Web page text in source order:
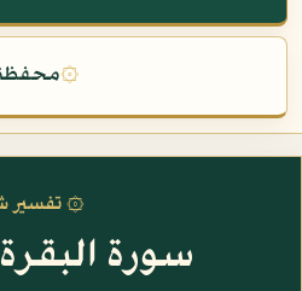
۞
۞ تفسير
سورة البقرة،